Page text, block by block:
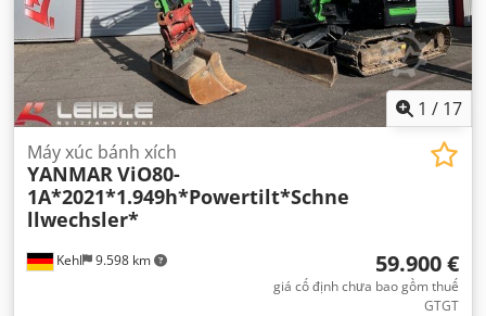
1 / 17
Kehl 9.598 km
Máy xúc bánh xích
YANMAR ViO80-
1A*2021*1.949h*Powertilt*Schne
llwechsler*
59.900 €
giá cố định chưa bao gồm thuế
GTGT